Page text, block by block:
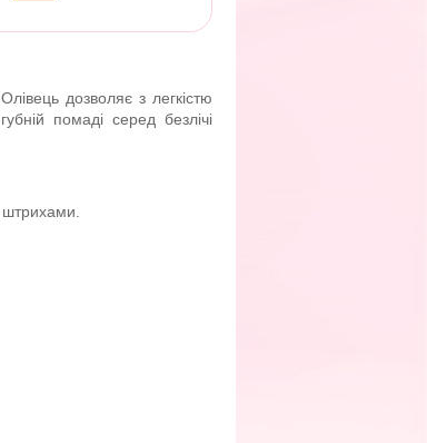
дозволяє з легкістю
помаді серед безлічі